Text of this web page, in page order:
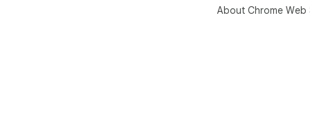
About Chrome Web